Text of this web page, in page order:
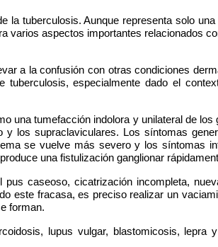
tuberculosis. Aunque representa solo
aspectos importantes relacionados
a la confusión con otras condiciones
especialmente dado el
una tumefacción indolora y unilateral de los
y los supraclaviculares. Los síntomas
se vuelve más severo y los síntomas
una fistulización ganglionar
caseoso, cicatrización incompleta,
este fracasa, es preciso realizar un
forman.
lupus vulgar, blastomicosis, lepra